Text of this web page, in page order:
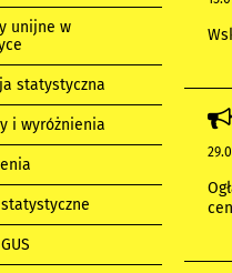
unijne w
statystyczna
i wyróżnienia